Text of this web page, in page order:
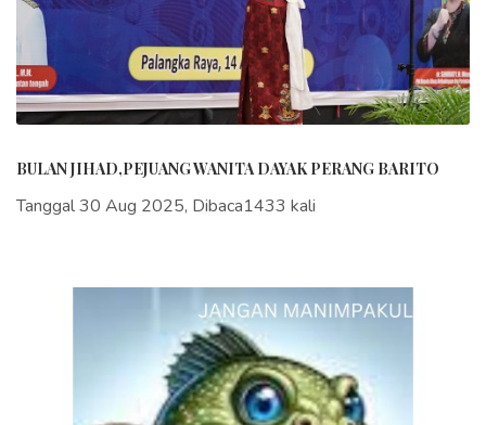
BULAN JIHAD,PEJUANG WANITA DAYAK PERANG BARITO
Tanggal 30 Aug 2025, Dibaca1433 kali